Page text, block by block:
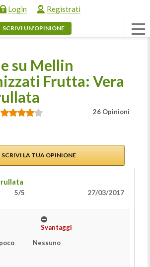
Login Registrati
SCRIVI UN'OPINIONE
su Mellin
Frutta: Vera
26 Opinioni
SCRIVI LA TUA OPINIONE
5/5 27/03/2017
Svantaggi
Nessuno